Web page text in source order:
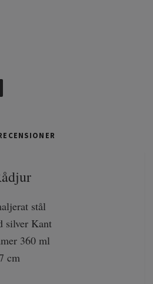
stål
silver Kant
360 ml
cm